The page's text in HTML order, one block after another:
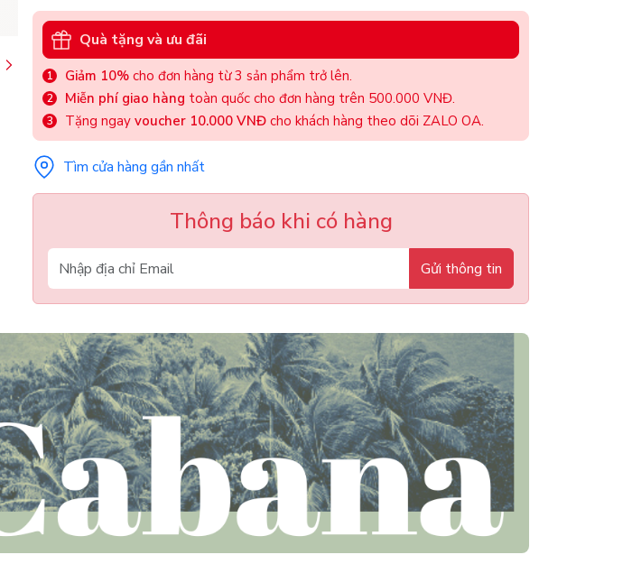
Quà tặng và ưu đãi
Giảm 10% cho đơn hàng từ 3 sản phẩm trở lên.
Miễn phí giao hàng toàn quốc cho đơn hàng trên 500.000 VNĐ.
Tặng ngay voucher 10.000 VNĐ cho khách hàng theo dõi ZALO OA.
Tìm cửa hàng gần nhất
Thông báo khi có hàng
Gửi thông tin